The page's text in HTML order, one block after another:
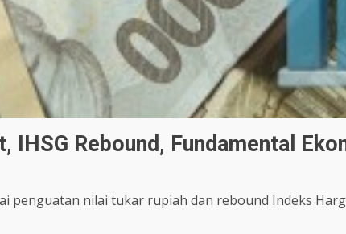
IHSG Rebound, Fundamental
penguatan nilai tukar rupiah dan rebound Indeks